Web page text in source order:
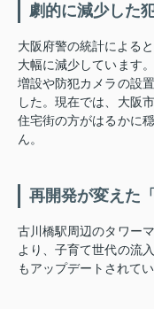
劇的に減少した
大阪府警の統計による
大幅に減少しています
増設や防犯カメラの設
した。現在では、大阪
住宅街の方がはるかに
ん。
再開発が変えた
古川橋駅周辺のタワー
より、子育て世代の流
もアップデートされてい